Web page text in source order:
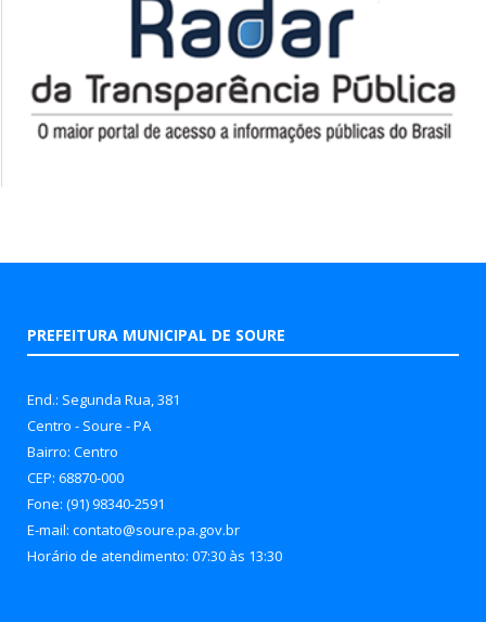
PREFEITURA MUNICIPAL DE SOURE
End.: Segunda Rua, 381
Centro - Soure - PA
Bairro: Centro
CEP: 68870-000
Fone: (91) 98340-2591
E-mail: contato@soure.pa.gov.br
Horário de atendimento: 07:30 às 13:30